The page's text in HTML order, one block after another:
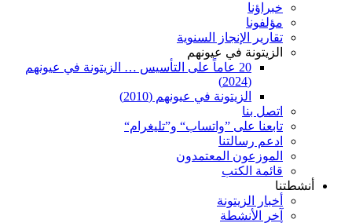
خبراؤنا
مؤلفونا
تقارير الإنجاز السنوية
الزيتونة في عيونهم
20 عاماً على التأسيس … الزيتونة في عيونهم
(2024)
الزيتونة في عيونهم (2010)
اتصل بنا
تابعنا على ”واتساب“ و”تليغرام“
ادعم رسالتنا
الموزعون المعتمدون
قائمة الكتب
أنشطتنا
أخبار الزيتونة
آخر الأنشطة